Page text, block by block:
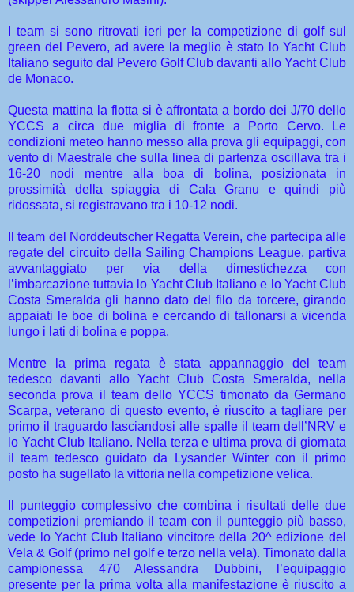
I team si sono ritrovati ieri per la competizione di golf sul
green del Pevero, ad avere la meglio è stato lo Yacht Club
Italiano seguito dal Pevero Golf Club davanti allo Yacht Club
de Monaco.
Questa mattina la flotta si è affrontata a bordo dei J/70 dello
YCCS a circa due miglia di fronte a Porto Cervo. Le
condizioni meteo hanno messo alla prova gli equipaggi, con
vento di Maestrale che sulla linea di partenza oscillava tra i
16-20 nodi mentre alla boa di bolina, posizionata in
prossimità della spiaggia di Cala Granu e quindi più
ridossata, si registravano tra i 10-12 nodi.
Il team del Norddeutscher Regatta Verein, che partecipa alle
regate del circuito della Sailing Champions League, partiva
avvantaggiato per via della dimestichezza con
l’imbarcazione tuttavia lo Yacht Club Italiano e lo Yacht Club
Costa Smeralda gli hanno dato del filo da torcere, girando
appaiati le boe di bolina e cercando di tallonarsi a vicenda
lungo i lati di bolina e poppa.
Mentre la prima regata è stata appannaggio del team
tedesco davanti allo Yacht Club Costa Smeralda, nella
seconda prova il team dello YCCS timonato da Germano
Scarpa, veterano di questo evento, è riuscito a tagliare per
primo il traguardo lasciandosi alle spalle il team dell’NRV e
lo Yacht Club Italiano. Nella terza e ultima prova di giornata
il team tedesco guidato da Lysander Winter con il primo
posto ha sugellato la vittoria nella competizione velica.
Il punteggio complessivo che combina i risultati delle due
competizioni premiando il team con il punteggio più basso,
vede lo Yacht Club Italiano vincitore della 20^ edizione del
Vela & Golf (primo nel golf e terzo nella vela). Timonato dalla
campionessa 470 Alessandra Dubbini, l’equipaggio
presente per la prima volta alla manifestazione è riuscito a